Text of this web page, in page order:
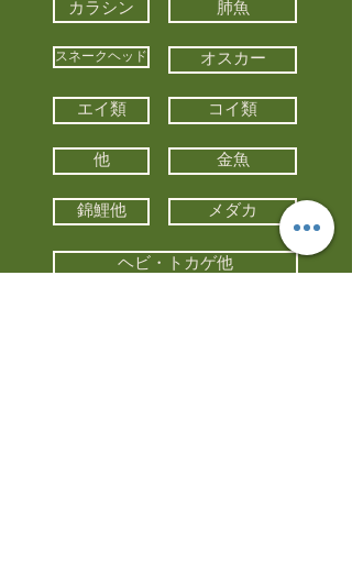
カラシン 肺魚
スネークヘッド オスカー
エイ類 コイ類
他 金魚
錦鯉他 メダカ
ヘビ・トカゲ他